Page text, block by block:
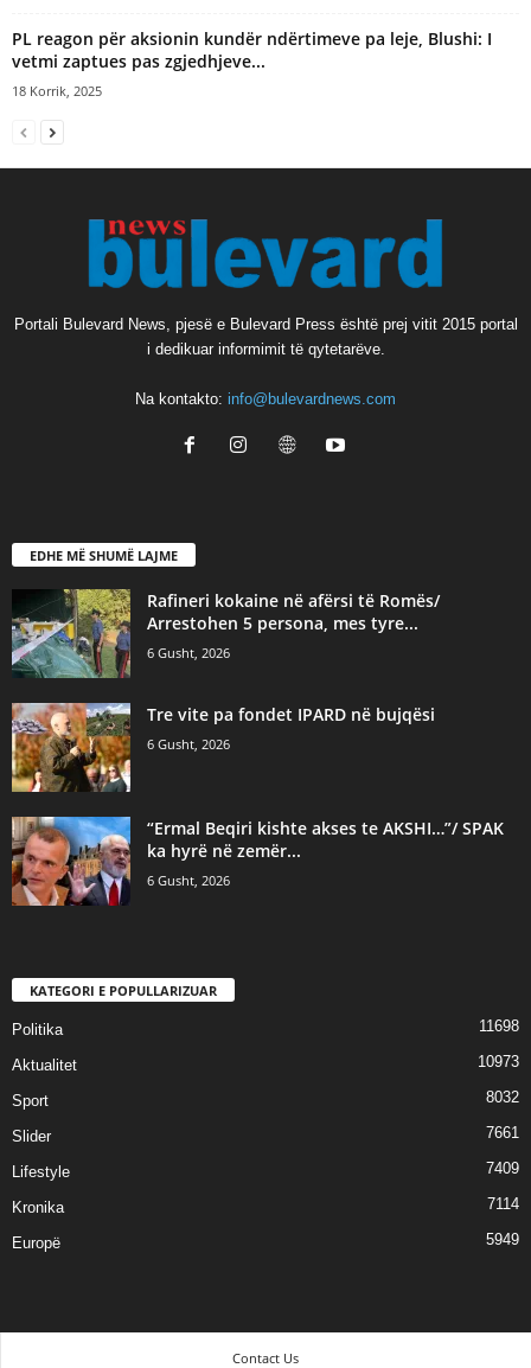
PL reagon për aksionin kundër ndërtimeve pa leje, Blushi: I
vetmi zaptues pas zgjedhjeve...
18 Korrik, 2025
Portali Bulevard News, pjesë e Bulevard Press është prej vitit 2015 portal
i dedikuar informimit të qytetarëve.
Na kontakto: info@bulevardnews.com
EDHE MË SHUMË LAJME
Rafineri kokaine në afërsi të Romës/
Arrestohen 5 persona, mes tyre...
6 Gusht, 2026
Tre vite pa fondet IPARD në bujqësi
6 Gusht, 2026
“Ermal Beqiri kishte akses te AKSHI…”/ SPAK
ka hyrë në zemër...
6 Gusht, 2026
KATEGORI E POPULLARIZUAR
Politika 11698
Aktualitet 10973
Sport 8032
Slider 7661
Lifestyle 7409
Kronika 7114
Europë 5949
Contact Us